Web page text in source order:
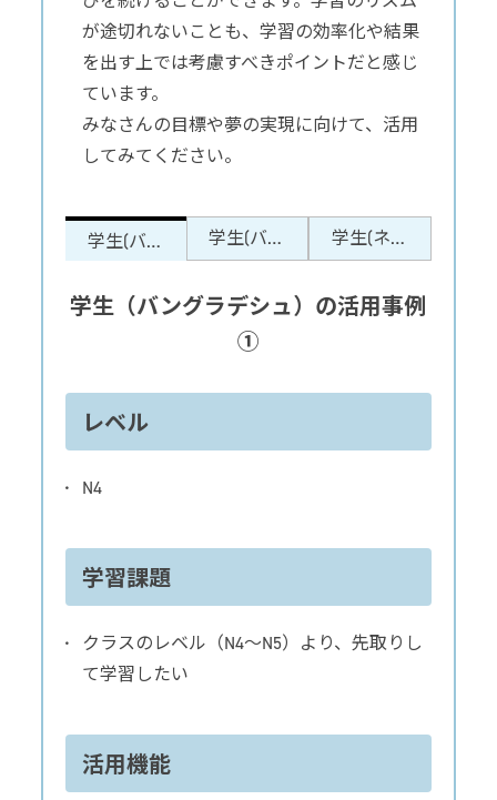
が途切れないことも、学習の効率化や結果
を出す上では考慮すべきポイントだと感じ
ています。
みなさんの目標や夢の実現に向けて、活用
してみてください。
学生(バン
ュ)の活用
学生(バン
グラデシ
ュ)の活用
事例②
学生(ネパ
ール)の活
用事例
学生（バングラデシュ）の活用事例
①
レベル
N4
学習課題
クラスのレベル（N4～N5）より、先取りし
て学習したい
活用機能